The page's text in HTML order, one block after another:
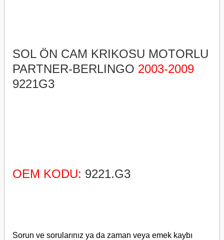
SOL ÖN CAM KRIKOSU MOTORLU
PARTNER-BERLINGO 2003-2009
9221G3
OEM KODU: 9221.G3
Sorun ve sorularınız ya da zaman veya emek kaybı